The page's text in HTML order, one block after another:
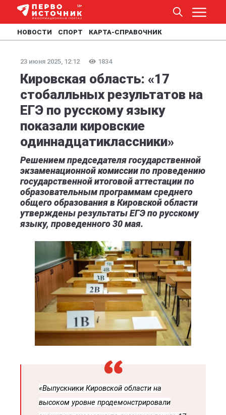
НОВОСТИ СПОРТ КАРТА-СПРАВОЧНИК
23 июня 2025, 12:12 1834
Кировская область: «17
стобалльных результатов на
ЕГЭ по русскому языку
показали кировские
одиннадцатиклассники»
Решением председателя государственной
экзаменационной комиссии по проведению
государственной итоговой аттестации по
образовательным программам среднего
общего образования в Кировской области
утверждены результаты ЕГЭ по русскому
языку, проведенного 30 мая.
«Выпускники Кировской области на
высоком уровне продемонстрировали